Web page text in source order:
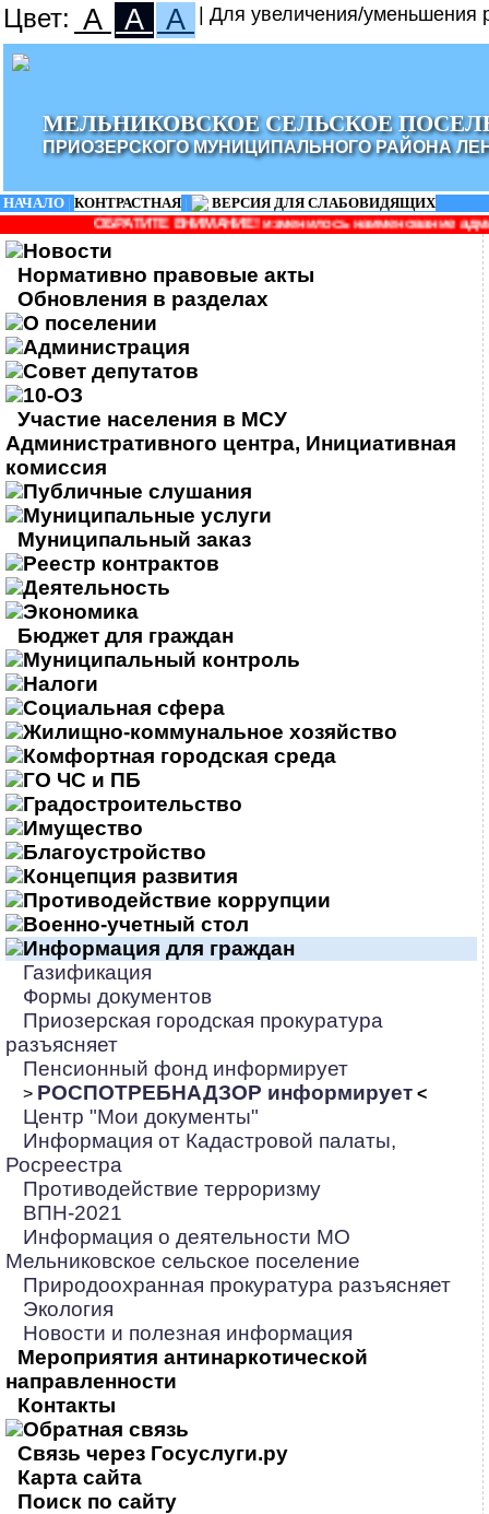
Цвет: A A A | Для увеличения/
МЕЛЬНИКОВСКОЕ СЕЛЬСКОЕ
ПРИОЗЕРСКОГО МУНИЦИПАЛЬНОГО РАЙОНА
НАЧАЛО | КОНТРАСТНАЯ |
ВЕРСИЯ ДЛЯ СЛАБОВИДЯЩИХ
ВНИМАНИЕ! изменилось наименование администрации:
Новости
Нормативно правовые акты
Обновления в разделах
О поселении
Администрация
Совет депутатов
10-ОЗ
Участие населения в МСУ
Административного центра, Инициативная
комиссия
Публичные слушания
Муниципальные услуги
Муниципальный заказ
Реестр контрактов
Деятельность
Экономика
Бюджет для граждан
Муниципальный контроль
Налоги
Социальная сфера
Жилищно-коммунальное хозяйство
Комфортная городская среда
ГО ЧС и ПБ
Градостроительство
Имущество
Благоустройство
Концепция развития
Противодействие коррупции
Военно-учетный стол
Информация для граждан
Газификация
Формы документов
Приозерская городская прокуратура
разъясняет
Пенсионный фонд информирует
> РОСПОТРЕБНАДЗОР информирует <
Центр "Мои документы"
Информация от Кадастровой палаты,
Росреестра
Противодействие терроризму
ВПН-2021
Информация о деятельности МО
Мельниковское сельское поселение
Природоохранная прокуратура разъясняет
Экология
Новости и полезная информация
Мероприятия антинаркотической
направленности
Контакты
Обратная связь
Связь через Госуслуги.ру
Карта сайта
Поиск по сайту